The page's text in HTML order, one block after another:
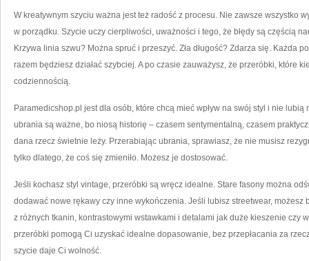
W kreatywnym szyciu ważna jest też radość z procesu. Nie zawsze wszystko
w porządku. Szycie uczy cierpliwości, uważności i tego, że błędy są częścią
Krzywa linia szwu? Można spruć i przeszyć. Zła długość? Zdarza się. Każda
razem będziesz działać szybciej. A po czasie zauważysz, że przeróbki, które
codziennością.
Paramedicshop.pl jest dla osób, które chcą mieć wpływ na swój styl i nie
ubrania są ważne, bo niosą historię – czasem sentymentalną, czasem
dana rzecz świetnie leży. Przerabiając ubrania, sprawiasz, że nie musisz
tylko dlatego, że coś się zmieniło. Możesz je dostosować.
Jeśli kochasz styl vintage, przeróbki są wręcz idealne. Stare fasony można
dodawać nowe rękawy czy inne wykończenia. Jeśli lubisz streetwear, możesz
z różnych tkanin, kontrastowymi wstawkami i detalami jak duże kieszenie czy
przeróbki pomogą Ci uzyskać idealne dopasowanie, bez przepłacania za
szycie daje Ci wolność.